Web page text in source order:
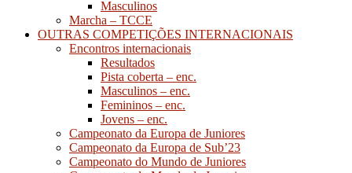
Masculinos
Marcha – TCCE
OUTRAS COMPETIÇÕES INTERNACIONAIS
Encontros internacionais
Resultados
Pista coberta – enc.
Masculinos – enc.
Femininos – enc.
Jovens – enc.
Campeonato da Europa de Juniores
Campeonato da Europa de Sub’23
Campeonato do Mundo de Juniores